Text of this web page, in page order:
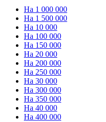
На 1 000 000
На 1 500 000
На 10 000
На 100 000
На 150 000
На 20 000
На 200 000
На 250 000
На 30 000
На 300 000
На 350 000
На 40 000
На 400 000